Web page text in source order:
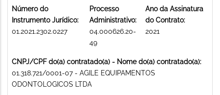
Número do
Instrumento Jurídico:
01.2021.2302.0227
Processo
Administrativo:
04.000626.20-
49
Ano da Assinatura
do Contrato:
2021
CNPJ/CPF do(a) contratado(a) - Nome do(a) contratado(a):
01.318.721/0001-07 - AGILE EQUIPAMENTOS
ODONTOLOGICOS LTDA